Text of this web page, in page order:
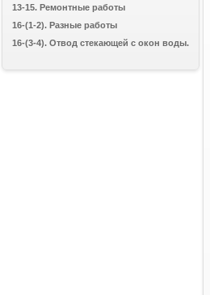
13-15. Ремонтные работы
16-(1-2). Разные работы
16-(3-4). Отвод стекающей с окон воды.